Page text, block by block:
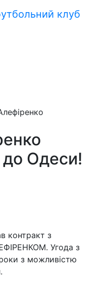
клуб
до Одеси!
контракт з
Угода з
з можливістю